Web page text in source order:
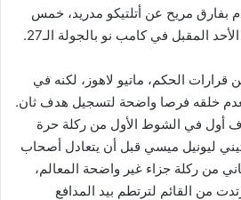
بفارق مريح عن أتلتيكو مدريد، خمس
المقبل في كامب نو بالجولة الـ27.
قرارات الحكم، ماتيو لاهوز، لكنه في
خلقه فرصا واضحة لتسجيل هدف ثان.
أول في الشوط الأول من ركلة حرة
ليونيل ميسي قبل أن يتعادل أصحاب
من ركلة جزاء غير واضحة المعالم،
من القائم لترتطم بيد المدافع